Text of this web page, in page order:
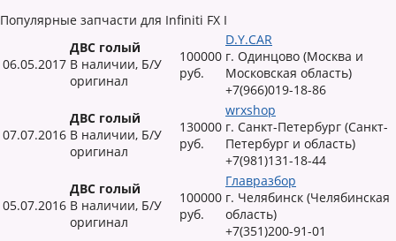
Популярные запчасти для Infiniti FX I
06.05.2017
ДВС голый
В наличии, Б/У
оригинал
100000
руб.
D.Y.CAR
г. Одинцово (Москва и
Московская область)
+7(966)019-18-86
07.07.2016
ДВС голый
В наличии, Б/У
оригинал
130000
руб.
wrxshop
г. Санкт-Петербург (Санкт-
Петербург и область)
+7(981)131-18-44
05.07.2016
ДВС голый
В наличии, Б/У
оригинал
100000
руб.
Главразбор
г. Челябинск (Челябинская
область)
+7(351)200-91-01